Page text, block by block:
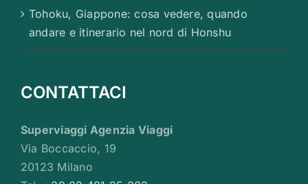
Tohoku, Giappone: cosa vedere, quando
andare e itinerario nel nord di Honshu
CONTATTACI
Superviaggi Agenzia Viaggi
Via Boccaccio, 19
20123 Milano